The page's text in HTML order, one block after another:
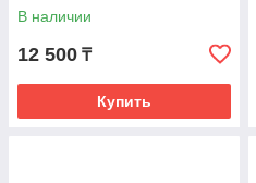
В наличии
12 500 ₸
Купить